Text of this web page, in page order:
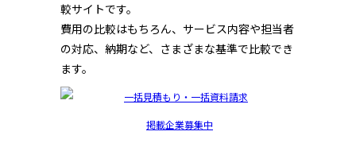
較サイトです。
費用の比較はもちろん、サービス内容や担当者
の対応、納期など、さまざまな基準で比較でき
ます。
掲載企業募集中